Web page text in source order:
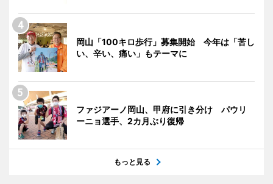
岡山「100キロ歩行」募集開始 今年は「苦し
い、辛い、痛い」もテーマに
ファジアーノ岡山、甲府に引き分け パウリ
ーニョ選手、2カ月ぶり復帰
もっと見る